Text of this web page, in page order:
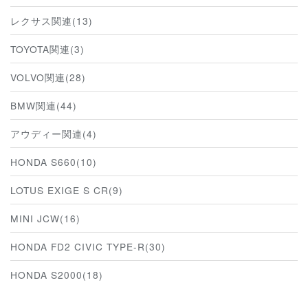
レクサス関連(13)
TOYOTA関連(3)
VOLVO関連(28)
BMW関連(44)
アウディー関連(4)
HONDA S660(10)
LOTUS EXIGE S CR(9)
MINI JCW(16)
HONDA FD2 CIVIC TYPE-R(30)
HONDA S2000(18)